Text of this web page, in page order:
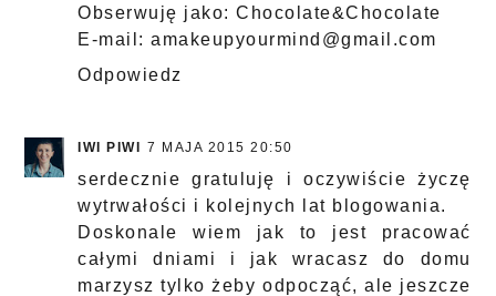
Obserwuję jako: Chocolate&Chocolate
E-mail: amakeupyourmind@gmail.com
Odpowiedz
IWI PIWI 7 MAJA 2015 20:50
serdecznie gratuluję i oczywiście życzę
wytrwałości i kolejnych lat blogowania.
Doskonale wiem jak to jest pracować
całymi dniami i jak wracasz do domu
marzysz tylko żeby odpocząć, ale jeszcze